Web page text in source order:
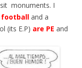
monuments. I
football and a
(its E.P) are PE and